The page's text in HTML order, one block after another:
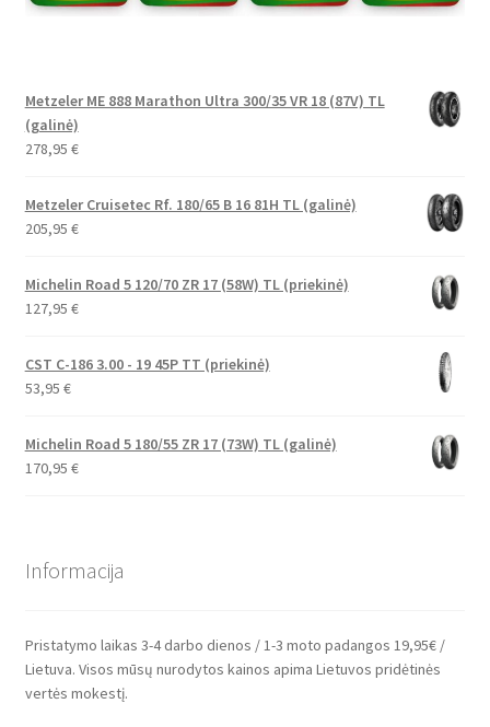
Metzeler ME 888 Marathon Ultra 300/35 VR 18 (87V) TL
(galinė)
278,95 €
Metzeler Cruisetec Rf. 180/65 B 16 81H TL (galinė)
205,95 €
Michelin Road 5 120/70 ZR 17 (58W) TL (priekinė)
127,95 €
CST C-186 3.00 - 19 45P TT (priekinė)
53,95 €
Michelin Road 5 180/55 ZR 17 (73W) TL (galinė)
170,95 €
Informacija
Pristatymo laikas 3-4 darbo dienos / 1-3 moto padangos 19,95€ /
Lietuva. Visos mūsų nurodytos kainos apima Lietuvos pridėtinės
vertės mokestį.